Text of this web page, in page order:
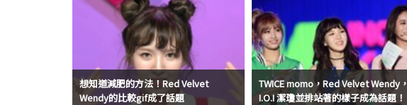
想知道減肥的方法！Red Velvet
Wendy的比較gif成了話題
TWICE momo，Red Velvet Wendy，
I.O.I 潔瓊並排站著的樣子成為話題！